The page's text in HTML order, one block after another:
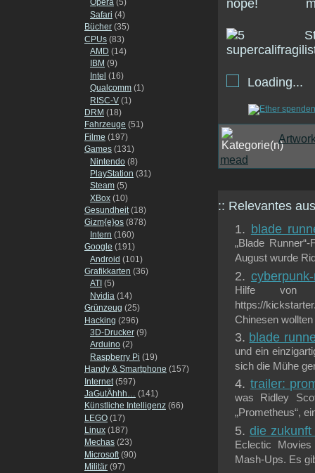
Opera (5)
Safari (4)
Bücher (35)
CPUs (83)
AMD (14)
IBM (9)
Intel (16)
Qualcomm (1)
RISC-V (1)
DRM (18)
Fahrzeuge (51)
Filme (197)
Games (131)
Nintendo (8)
PlayStation (31)
Steam (5)
XBox (10)
Gesundheit(18)
Gizm{e}os (878)
Intern (160)
Google (191)
Android (101)
Grafikkarten (36)
ATI (5)
Nvidia (14)
Grünzeug (25)
Hacking (296)
3D-Drucker (9)
Arduino (2)
Raspberry Pi (19)
Handy & Smartphone (157)
Internet (597)
JaGutÄhhh… (141)
Künstliche Intelligenz (66)
LEGO (17)
Linux (187)
Mechas (23)
Microsoft(90)
Militär (97)
Loading...
mead
:: Relevantes
blade
„Blade
August wurde
Hilfe von
https://
Chinesen
blade
und ein
sich die Mühe
trailer:
was Ridley
„Prometheus“,
die
Eclectic
Mash-Ups. Es